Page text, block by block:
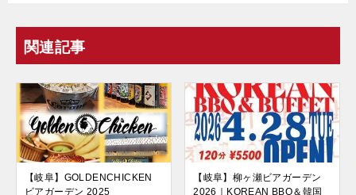
関連記事
【岐阜】GOLDENCHICKEN
ビアガーデン 2025
【岐阜】柳ヶ瀬ビアガーデン
2026｜KOREAN BBQ＆韓国